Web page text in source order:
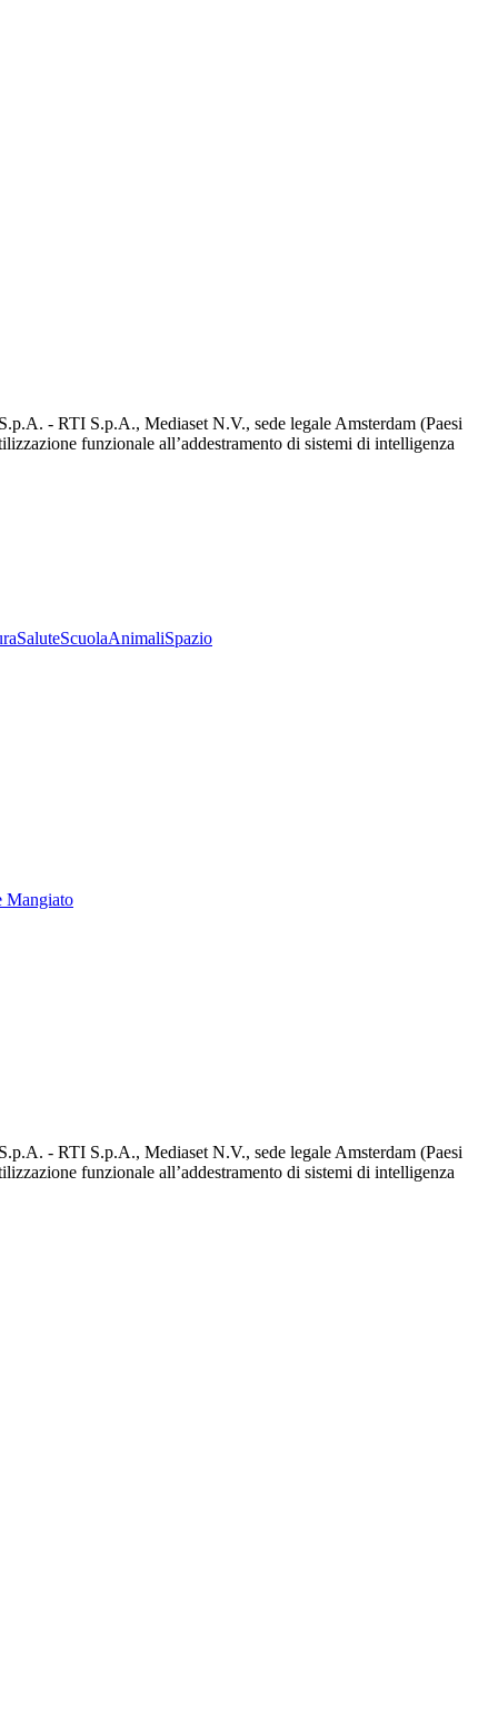
- RTI S.p.A., Mediaset N.V., sede legale Amsterdam (Paesi
funzionale all’addestramento di sistemi di intelligenza
SaluteScuolaAnimaliSpazio
Mangiato
- RTI S.p.A., Mediaset N.V., sede legale Amsterdam (Paesi
funzionale all’addestramento di sistemi di intelligenza